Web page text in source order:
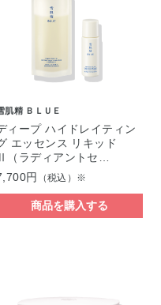
肌精 ＢＬＵＥ
ィープ ハイドレイティン
エッセンス リキッド
Ⅱ（ラディアントセ…
円
（税込）※
商品を購入する